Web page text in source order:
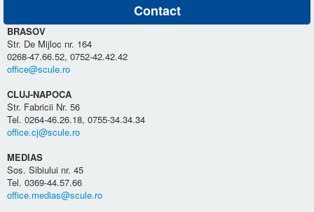
Contact
BRASOV
Str. De Mijloc nr. 164
0268-47.66.52, 0752-42.42.42
office@scule.ro
CLUJ-NAPOCA
Str. Fabricii Nr. 56
Tel. 0264-46.26.18, 0755-34.34.34
office.cj@scule.ro
MEDIAS
Sos. Sibiului nr. 45
Tel. 0369-44.57.66
office.medias@scule.ro